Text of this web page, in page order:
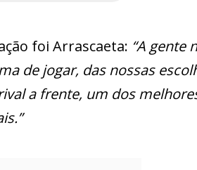
foi Arrascaeta: “A gente
de jogar, das nossas
a frente, um dos